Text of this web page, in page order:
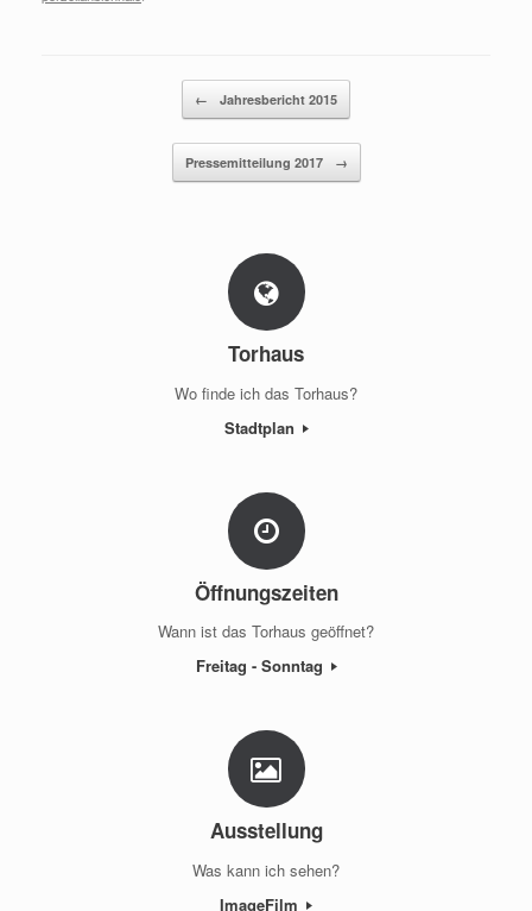
← Jahresbericht 2015
Pressemitteilung 2017 →
Torhaus
Wo finde ich das Torhaus?
Stadtplan
Öffnungszeiten
Wann ist das Torhaus geöffnet?
Freitag - Sonntag
Ausstellung
Was kann ich sehen?
ImageFilm